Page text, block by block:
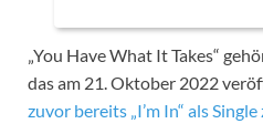
„You Have What It Takes“
das am 21. Oktober 2022
zuvor bereits „I’m In“ als